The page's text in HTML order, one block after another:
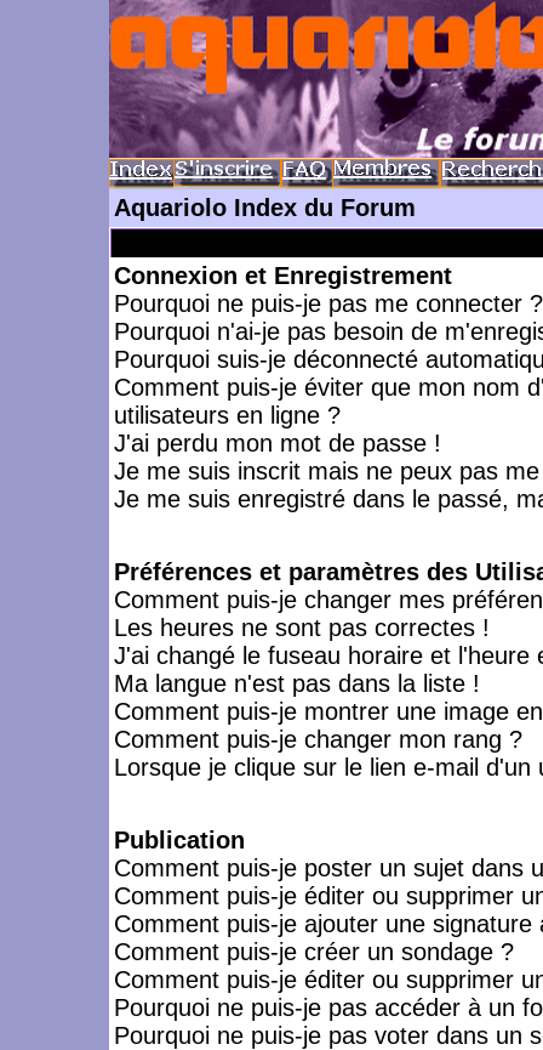
Aquariolo Index du Forum
Connexion et Enregistrement
Pourquoi ne puis-je pas me connecter ?
Pourquoi n'ai-je pas besoin de
Pourquoi suis-je déconnecté
Comment puis-je éviter que mon nom
utilisateurs en ligne ?
J'ai perdu mon mot de passe !
Je me suis inscrit mais ne peux pas
Je me suis enregistré dans le passé,
Préférences et paramètres des
Comment puis-je changer mes
Les heures ne sont pas correctes !
J'ai changé le fuseau horaire et l'heure
Ma langue n'est pas dans la liste !
Comment puis-je montrer une image
Comment puis-je changer mon rang ?
Lorsque je clique sur le lien e-mail
Publication
Comment puis-je poster un sujet dans
Comment puis-je éditer ou supprimer
Comment puis-je ajouter une signature
Comment puis-je créer un sondage ?
Comment puis-je éditer ou supprimer
Pourquoi ne puis-je pas accéder à un
Pourquoi ne puis-je pas voter dans un